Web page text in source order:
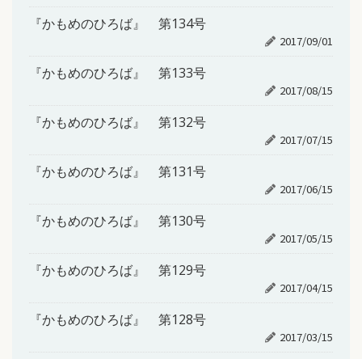
『かもめのひろば』 第134号
2017/09/01
『かもめのひろば』 第133号
2017/08/15
『かもめのひろば』 第132号
2017/07/15
『かもめのひろば』 第131号
2017/06/15
『かもめのひろば』 第130号
2017/05/15
『かもめのひろば』 第129号
2017/04/15
『かもめのひろば』 第128号
2017/03/15